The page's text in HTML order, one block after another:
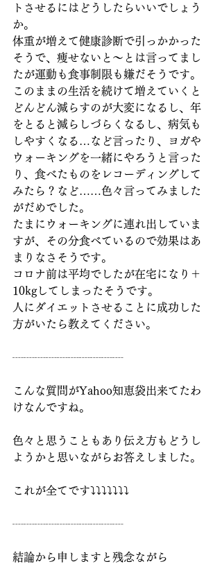
トさせるにはどうしたらいいでしょう
か。
体重が増えて健康診断で引っかかった
そうで、痩せないと〜とは言ってまし
たが運動も食事制限も嫌だそうです。
このままの生活を続けて増えていくと
どんどん減らすのが大変になるし、年
をとると減らしづらくなるし、病気も
しやすくなる…など言ったり、ヨガや
ウォーキングを一緒にやろうと言った
り、食べたものをレコーディングして
みたら？など……色々言ってみました
がだめでした。
たまにウォーキングに連れ出していま
すが、その分食べているので効果はあ
まりなさそうです。
コロナ前は平均でしたが在宅になり＋
10kgしてしまったそうです。
人にダイエットさせることに成功した
方がいたら教えてください。
┈┈┈┈┈┈┈┈┈┈
こんな質問がYahoo知恵袋出来てたわ
けなんですね。
色々と思うこともあり伝え方もどうし
ようかと思いながらお答えしました。
これが全てです⤵︎⤵︎⤵︎⤵︎⤵︎⤵︎⤵︎
┈┈┈┈┈┈┈┈┈┈
結論から申しますと残念ながら